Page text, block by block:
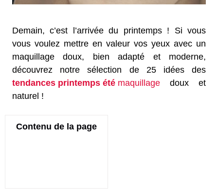
Demain, c’est l’arrivée du printemps ! Si vous
vous voulez mettre en valeur vos yeux avec un
maquillage doux, bien adapté et moderne,
découvrez notre sélection de 25 idées des
tendances printemps été maquillage doux et
naturel !
Contenu de la page